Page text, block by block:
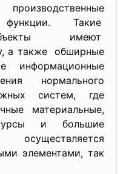
Такие
имеют
а также обширные
информационные
нормального
систем, где
материальные,
и большие
элементами, так